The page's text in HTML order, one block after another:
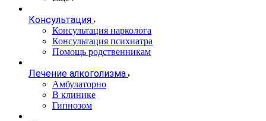
Консультация
Консультация нарколога
Консультация психиатра
Помощь родственникам
Лечение алкоголизма
Амбулаторно
В клинике
Гипнозом